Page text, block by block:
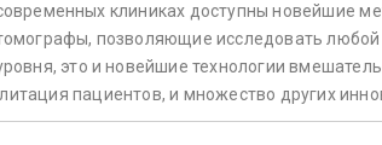
клиниках доступны новейшие
позволяющие исследовать любой
это и новейшие технологии
пациентов, и множество других